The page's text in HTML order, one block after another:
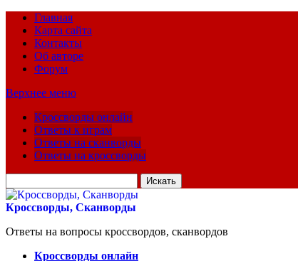
Главная
Карта сайта
Контакты
Об авторе
Форум
Верхнее меню
Кроссворды онлайн
Ответы к играм
Ответы на сканворды
Ответы на кроссворды
для:
Кроссворды, Сканворды
Ответы на вопросы кроссвордов, сканвордов
Кроссворды онлайн